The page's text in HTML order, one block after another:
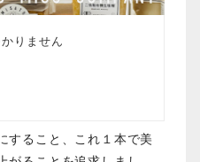
すること、これ１本で美